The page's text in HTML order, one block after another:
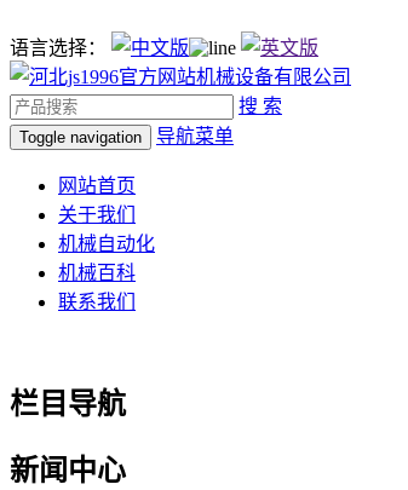
语言选择：
搜 索
Toggle navigation 导航菜单
网站首页
关于我们
机械自动化
机械百科
联系我们
栏目导航
新闻中心